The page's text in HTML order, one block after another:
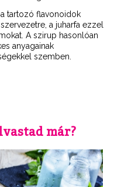
tartozó flavonoidok
a juharfa ezzel
A szirup hasonlóan
anyagainak
szemben.
már?